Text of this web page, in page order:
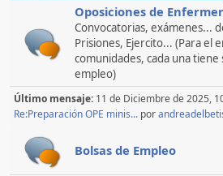
Oposiciones de
Convocatorias, exámenes...
Prisiones, Ejercito... (Para el
comunidades, cada una tiene
empleo)
Último mensaje: 11 de Diciembre de 2025,
Re:Preparación OPE minis... por
Bolsas de Empleo